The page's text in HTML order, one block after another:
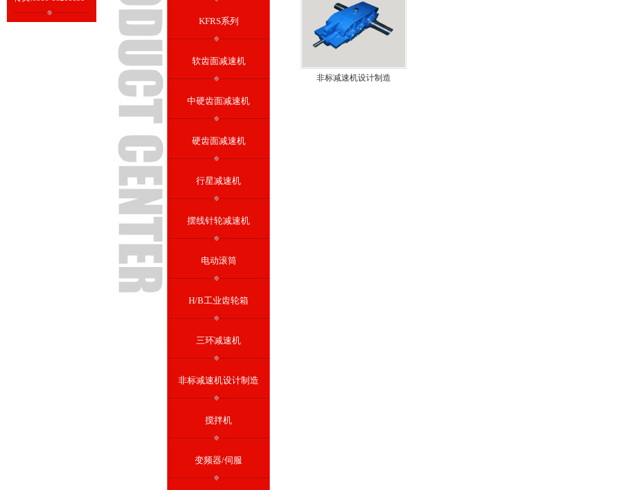
KFRS系列
软齿面减速机
中硬齿面减速机
硬齿面减速机
行星减速机
摆线针轮减速机
电动滚筒
H/B工业齿轮箱
三环减速机
非标减速机设计制造
搅拌机
变频器/伺服
非标减速机设计制造